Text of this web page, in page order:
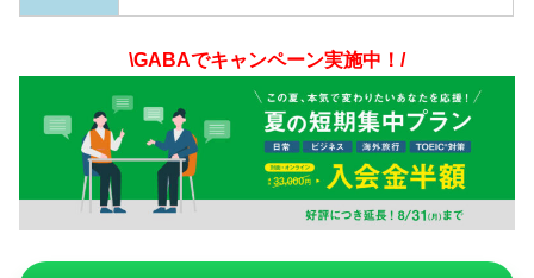
\GABAでキャンペーン実施中！/